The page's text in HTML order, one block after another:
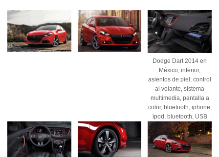
Dodge Dart 2014 en
México, interior,
asientos de piel, control
al volante, sistema
multimedia, pantalla a
color, bluetooth, iphone,
ipod, bluetooth, USB